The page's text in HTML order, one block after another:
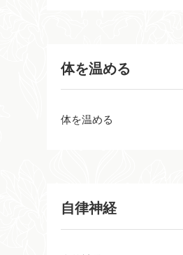
体を温める
体を温める
自律神経